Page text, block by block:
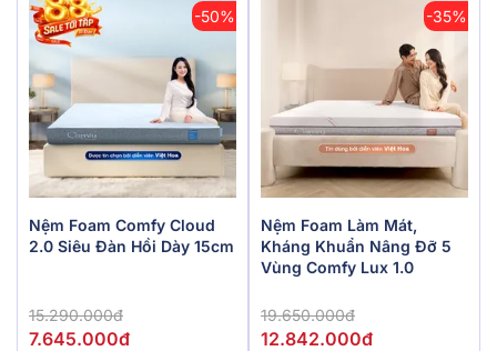
-50%
Nệm Foam Comfy Cloud
2.0 Siêu Đàn Hồi Dày 15cm
15.290.000đ
7.645.000đ
-35%
Nệm Foam Làm Mát,
Kháng Khuẩn Nâng Đỡ 5
Vùng Comfy Lux 1.0
19.650.000đ
12.842.000đ